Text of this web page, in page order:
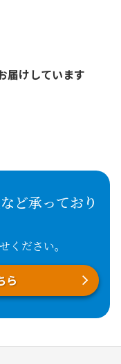
けしています
ど承っており
ください。
ら